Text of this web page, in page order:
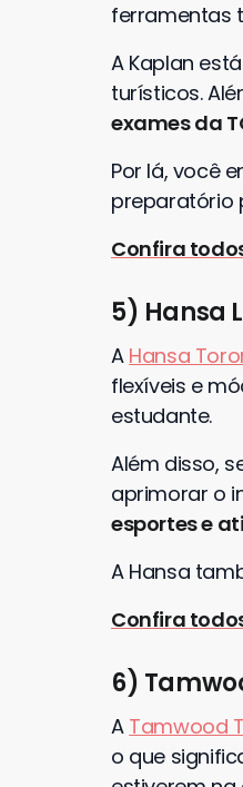
ferramentas
A Kaplan
turísticos.
exames da
Por lá, você
preparatório
Confira
5) Hansa
A Hansa
flexíveis e
estudante.
Além disso,
aprimorar o
esportes e
A Hansa
Confira
6)
A Tamwood
o que